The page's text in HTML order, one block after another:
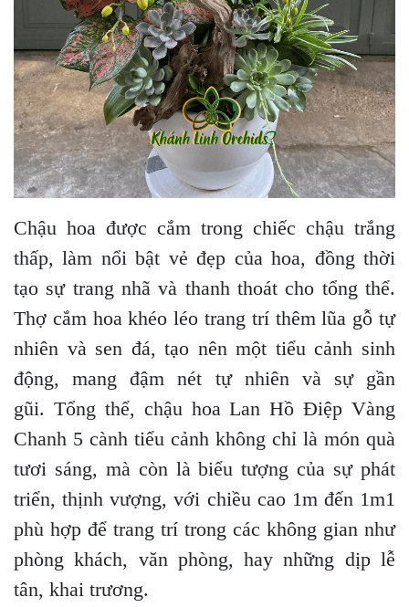
Chậu hoa được cắm trong chiếc chậu trắng
thấp, làm nổi bật vẻ đẹp của hoa, đồng thời
tạo sự trang nhã và thanh thoát cho tổng thể.
Thợ cắm hoa khéo léo trang trí thêm lũa gỗ tự
nhiên và sen đá, tạo nên một tiểu cảnh sinh
động, mang đậm nét tự nhiên và sự gần
gũi. Tổng thể, chậu hoa Lan Hồ Điệp Vàng
Chanh 5 cành tiểu cảnh không chỉ là món quà
tươi sáng, mà còn là biểu tượng của sự phát
triển, thịnh vượng, với chiều cao 1m đến 1m1
phù hợp để trang trí trong các không gian như
phòng khách, văn phòng, hay những dịp lễ
tân, khai trương.